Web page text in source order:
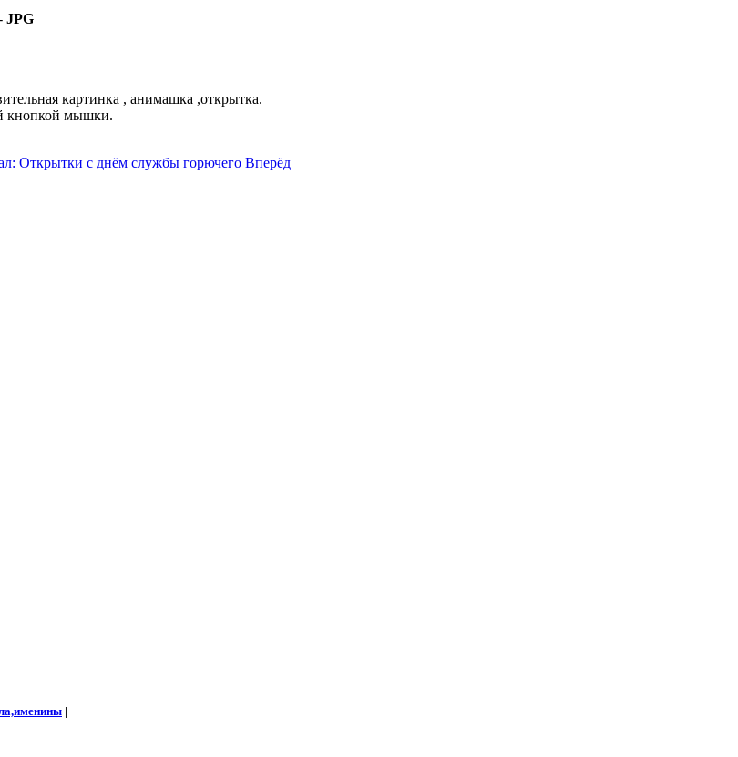
JPG
картинка , анимашка ,открытка.
кнопкой мышки.
Открытки с днём службы горючего Вперёд
|